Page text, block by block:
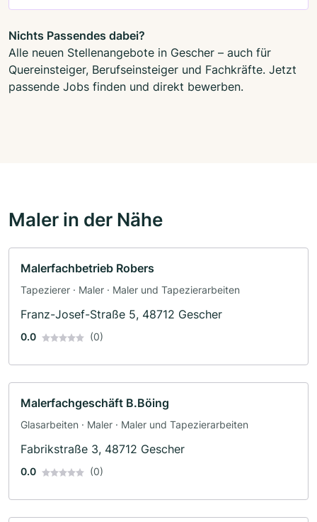
Nichts Passendes dabei?
Alle neuen Stellenangebote in Gescher – auch für
Quereinsteiger, Berufseinsteiger und Fachkräfte. Jetzt
passende Jobs finden und direkt bewerben.
Maler in der Nähe
Malerfachbetrieb Robers
Tapezierer · Maler · Maler und Tapezierarbeiten
Franz-Josef-Straße 5, 48712 Gescher
0.0 (0)
Malerfachgeschäft B.Böing
Glasarbeiten · Maler · Maler und Tapezierarbeiten
Fabrikstraße 3, 48712 Gescher
0.0 (0)